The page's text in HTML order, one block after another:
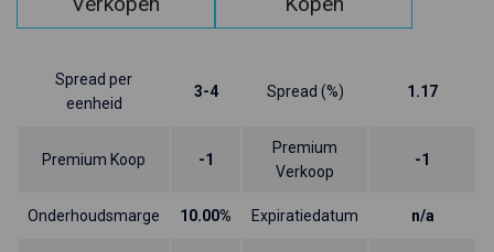
Spread per
eenheid
3-4 Spread (%) 1.17
Premium Koop -1
Premium
Verkoop
-1
Onderhoudsmarge 10.00% Expiratiedatum n/a